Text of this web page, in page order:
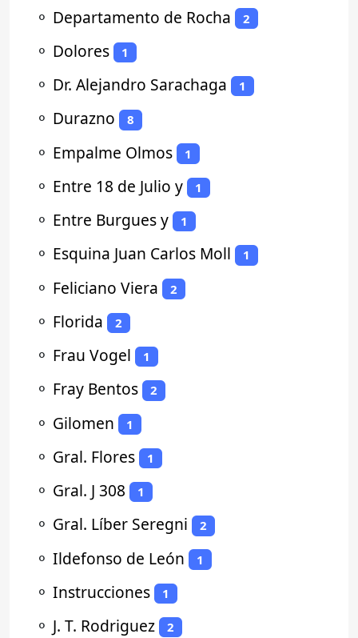
⚬ Departamento de Rocha 2
⚬ Dolores 1
⚬ Dr. Alejandro Sarachaga 1
⚬ Durazno 8
⚬ Empalme Olmos 1
⚬ Entre 18 de Julio y 1
⚬ Entre Burgues y 1
⚬ Esquina Juan Carlos Moll 1
⚬ Feliciano Viera 2
⚬ Florida 2
⚬ Frau Vogel 1
⚬ Fray Bentos 2
⚬ Gilomen 1
⚬ Gral. Flores 1
⚬ Gral. J 308 1
⚬ Gral. Líber Seregni 2
⚬ Ildefonso de León 1
⚬ Instrucciones 1
⚬ J. T. Rodriguez 2